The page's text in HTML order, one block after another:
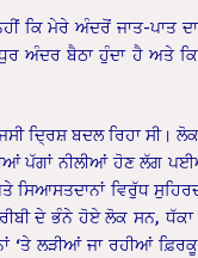
ਕਿ ਮੇਰੇ ਅੰਦਰੋਂ ਜਾਤ-ਪਾਤ
ਅੰਦਰ ਬੈਠਾ ਹੁੰਦਾ ਹੈ ਅਤੇ
ਦ੍ਰਿਸ਼ ਬਦਲ ਰਿਹਾ
ਪੱਗਾਂ ਨੀਲੀਆਂ ਹੋਣ ਲੱਗ
ਸਿਆਸਤਦਾਨਾਂ ਵਿਰੁੱਧ
ਦੇ ਭੰਨੇ ਹੋਏ ਲੋਕ ਸਨ,
‘ਤੇ ਲੜੀਆਂ ਜਾ ਰਹੀਆਂ